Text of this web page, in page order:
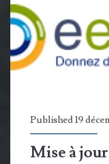
Published 19
Mise à